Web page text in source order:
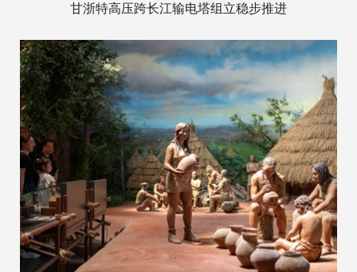
甘浙特高压跨长江输电塔组立稳步推进